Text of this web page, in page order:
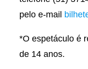
pelo e-mail
*O espetáculo é
de 14 anos.